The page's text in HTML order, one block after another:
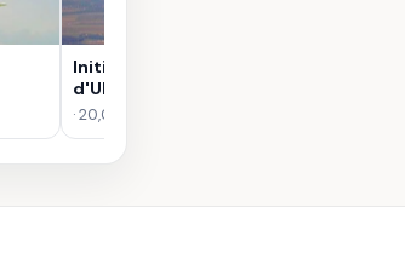
Initiation au Pilotage
d'ULM à Marmande
· 20,0 km